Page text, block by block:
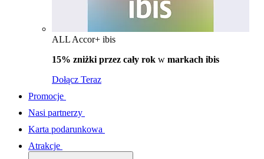
ALL Accor+ ibis
15% zniżki przez cały rok w markach ibis
Dołącz Teraz
Promocje
Nasi partnerzy
Karta podarunkowa
Atrakcje